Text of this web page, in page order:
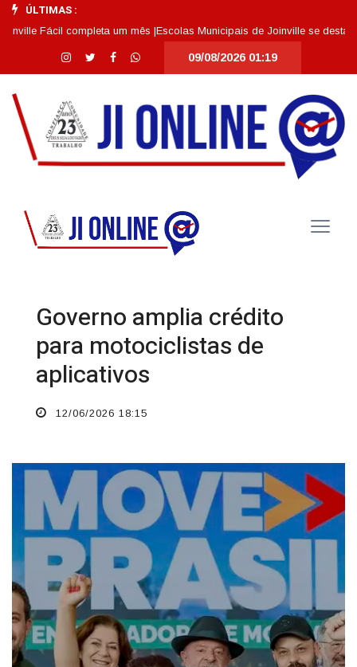
ÚLTIMAS :
completa um mês |Escolas Municipais de Joinville se destacam
09/08/2026 01:19
Governo amplia crédito
para motociclistas de
aplicativos
12/06/2026 18:15